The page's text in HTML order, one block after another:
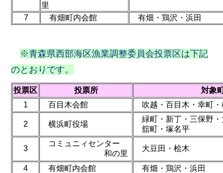
里
7 有畑町内会館 有畑・鶏沢・浜田
※青森県西部海区漁業調整委員会投票区は下記
のとおりです。
投票区 投票所
対象
1
百目木会館 吹越・百目木・幸町・
2 横浜町役場
緑町・新丁・三保野・
舘町・塚名平
3
コミュニィセンター
和の里
大豆田・桧木
4 有畑町内会館 有畑・鶏沢・浜田